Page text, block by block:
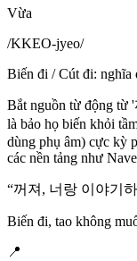
Vừa
/KKEO-jyeo/
Biến đi / Cút đi: nghĩa
Bắt nguồn từ động từ
là bảo họ biến khỏi
dùng phụ âm) cực kỳ
các nền tảng như
“꺼져, 너랑 이야기
Biến đi, tao không
📍